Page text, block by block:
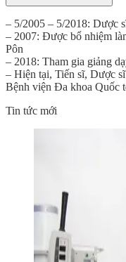
– 5/2005 – 5/2018: Dược
– 2007: Được bổ nhiệm
Pôn
– 2018: Tham gia giảng
– Hiện tại, Tiến sĩ, Dược
Bệnh viện Đa khoa Quốc
Tin tức mới